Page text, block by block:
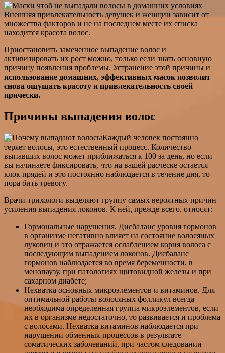
Внешняя привлекательность девушек и женщин зависит от
множества факторов и не на последнем месте их списка
находится красота волос.
Приостановить замеченное выпадение волос и
активизировать их рост можно, только если знать основную
причину появления проблемы. Устранение этой причины и
использование домашних, эффективных масок позволит
снова ощущать красоту и привлекательность своей
прически.
Причины выпадения волос
Каждый человек постоянно
теряет волосы, это естественный процесс. Количество
выпавших волос может приближаться к 100 за день, но если
вы начинаете фиксировать, что на вашей расческе остается
клок прядей и это постоянно наблюдается в течение дня, то
пора бить тревогу.
Врачи-трихологи выделяют группу самых вероятных причин
усиления выпадения локонов. К ней, прежде всего, относят:
Гормональные нарушения. Дисбаланс уровня гормонов
в организме негативно влияет на состояние волосяных
луковиц и это отражается ослаблением корня волоса с
последующим выпадением локонов. Дисбаланс
гормонов наблюдается во время беременности, в
менопаузу, при патологиях щитовидной железы и при
сахарном диабете;
Нехватка основных микроэлементов и витаминов. Для
оптимальной работы волосяных фолликул всегда
необходима определенная группа микроэлементов, если
их в организме недостаточно, то развивается и проблема
с волосами. Нехватка витаминов наблюдается при
нарушении обменных процессов в результате
соматических заболеваний, при частом следовании